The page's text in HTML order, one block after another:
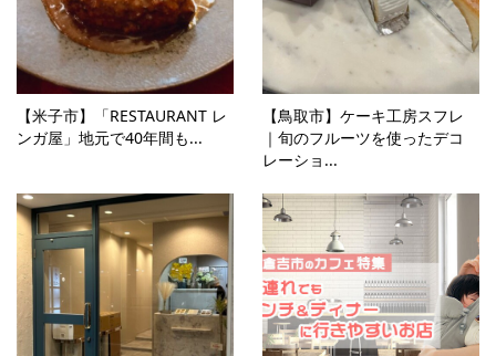
【米子市】「RESTAURANT レ
ンガ屋」地元で40年間も...
【鳥取市】ケーキ工房スフレ
｜旬のフルーツを使ったデコ
レーショ...